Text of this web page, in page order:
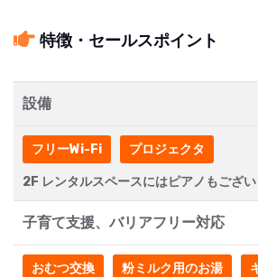
特徴・セールスポイント
設備
フリーWi-Fi プロジェクタ
2F レンタルスペースにはピアノもござい
子育て支援、バリアフリー対応
おむつ交換 粉ミルク用のお湯